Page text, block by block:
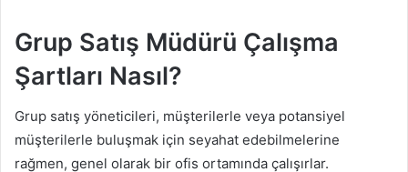
Grup Satış Müdürü Çalışma
Şartları Nasıl?
Grup satış yöneticileri, müşterilerle veya potansiyel
müşterilerle buluşmak için seyahat edebilmelerine
rağmen, genel olarak bir ofis ortamında çalışırlar.